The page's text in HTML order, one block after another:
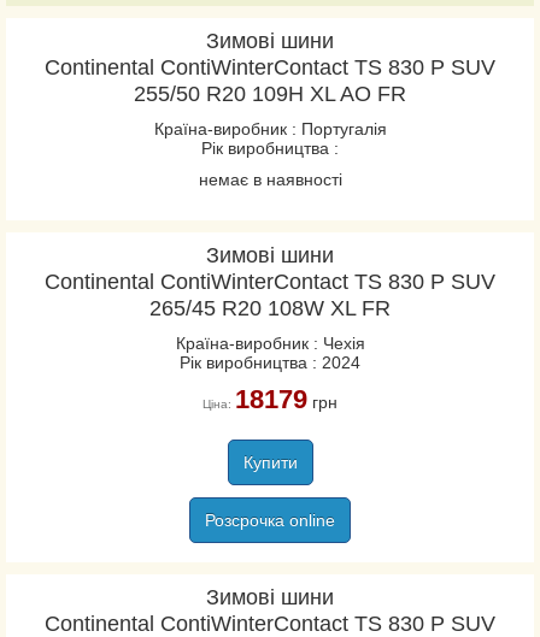
VanContact Eco
VanContact Ultra
ContiCrossContact LX
Зимові шини
Continental ContiWinterContact TS 830 P SUV
255/50 R20 109H XL AO FR
Країна-виробник : Португалія
Рік виробництва :
немає в наявності
Зимові шини
Continental ContiWinterContact TS 830 P SUV
265/45 R20 108W XL FR
Країна-виробник : Чехія
Рік виробництва : 2024
Ціна: 18179грн
Купити
Розсрочка online
Зимові шини
Continental ContiWinterContact TS 830 P SUV